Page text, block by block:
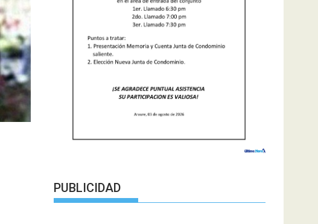
PUBLICIDAD